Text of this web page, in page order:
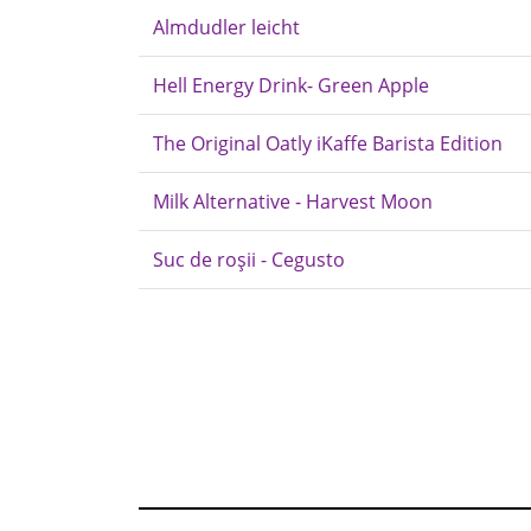
Almdudler leicht
Hell Energy Drink- Green Apple
The Original Oatly iKaffe Barista Edition
Milk Alternative - Harvest Moon
Suc de roșii - Cegusto